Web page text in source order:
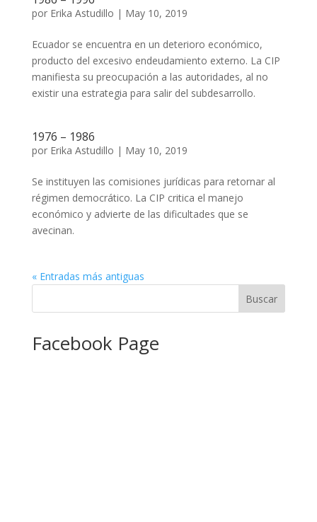
por Erika Astudillo | May 10, 2019
Ecuador se encuentra en un deterioro económico,
producto del excesivo endeudamiento externo. La CIP
manifiesta su preocupación a las autoridades, al no
existir una estrategia para salir del subdesarrollo.
1976 – 1986
por Erika Astudillo | May 10, 2019
Se instituyen las comisiones jurídicas para retornar al
régimen democrático. La CIP critica el manejo
económico y advierte de las dificultades que se
avecinan.
« Entradas más antiguas
Facebook Page